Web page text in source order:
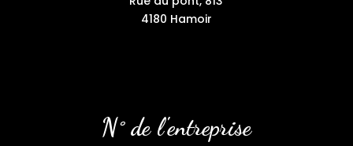
4180 Hamoir
N° de l'entreprise